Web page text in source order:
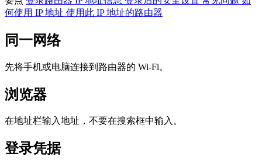
何使用 IP 地址 使用此 IP 地址的路由器
同一网络
先将手机或电脑连接到路由器的 Wi‑Fi。
浏览器
在地址栏输入地址，不要在搜索框中输入。
登录凭据